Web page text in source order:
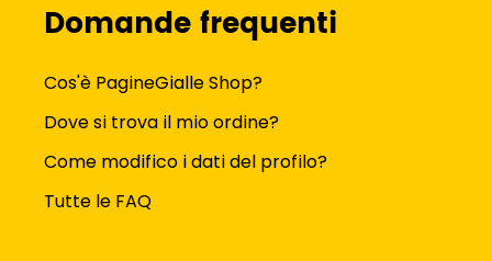
Domande frequenti
Cos'è PagineGialle Shop?
Dove si trova il mio ordine?
Come modifico i dati del profilo?
Tutte le FAQ